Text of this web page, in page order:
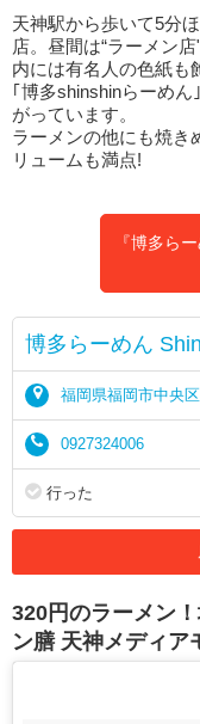
天神駅から歩いて5分
店。昼間は“ラーメン
内には有名人の色紙も
｢博多shinshinらーめ
がっています。
ラーメンの他にも焼き
リュームも満点!
『博多ら
博多らーめん
福岡県福岡市中央
0927324006
行った
320円のラーメン
ン膳 天神メディア